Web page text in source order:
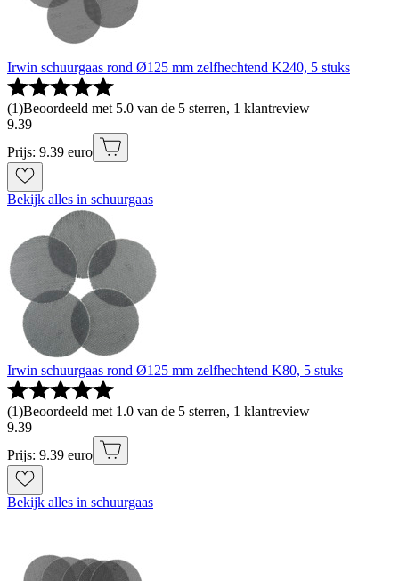
Irwin schuurgaas rond Ø125 mm zelfhechtend K240, 5 stuks
(1)Beoordeeld met 5.0 van de 5 sterren, 1 klantreview
9.39
Prijs: 9.39 euro
Bekijk alles in schuurgaas
Irwin schuurgaas rond Ø125 mm zelfhechtend K80, 5 stuks
(1)Beoordeeld met 1.0 van de 5 sterren, 1 klantreview
9.39
Prijs: 9.39 euro
Bekijk alles in schuurgaas